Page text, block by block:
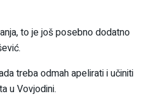
to je još posebno dodatno
treba odmah apelirati i učiniti
u Vovjodini.